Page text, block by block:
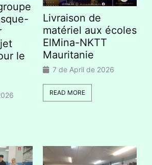
le
Livraison de
matériel aux écoles
ElMina-NKTT
Mauritanie
7 de April de 2026
READ MORE